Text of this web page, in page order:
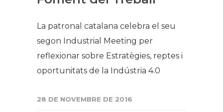
​La patronal catalana celebra el seu
segon Industrial Meeting per
reflexionar sobre Estratègies, reptes i
oportunitats de la Indústria 4.0
28 DE NOVEMBRE DE 2016